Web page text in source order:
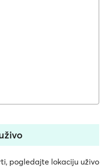
pogledajte lokaciju uživo